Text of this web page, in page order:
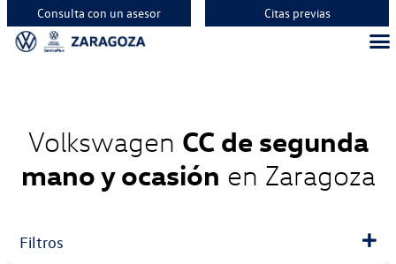
Consulta con un asesor Citas previas
Volkswagen CC de segunda
mano y ocasión en Zaragoza
Filtros